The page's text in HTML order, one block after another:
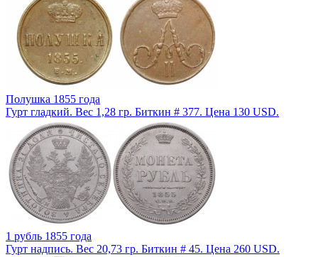
Полушка 1855 года
Гурт гладкий. Вес 1,28 гр. Биткин # 377. Цена 130 USD.
1 рубль 1855 года
Гурт надпись. Вес 20,73 гр. Биткин # 45. Цена 260 USD.